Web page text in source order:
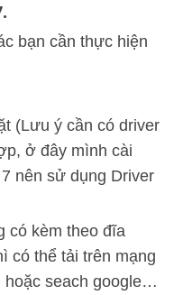
bạn cần thực hiện
(Lưu ý cần có driver
ở đây mình cài
nên sử dụng Driver
có kèm theo đĩa
có thể tải trên mạng
hoặc seach google…